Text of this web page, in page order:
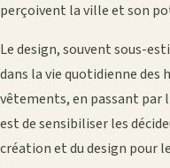
perçoivent la ville et son
Le design, souvent sous-
dans la vie quotidienne
vêtements, en passant
est de sensibiliser les
création et du design pour